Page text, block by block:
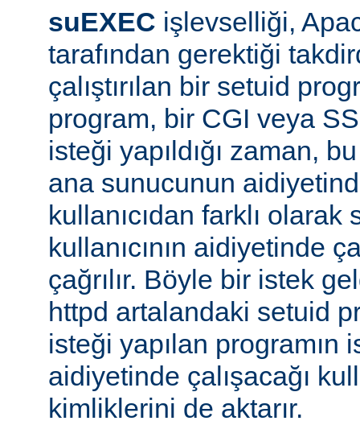
suEXEC işlevselliği,
tarafından gerektiği
çalıştırılan bir setuid
program, bir CGI veya
isteği yapıldığı zaman,
ana sunucunun
kullanıcıdan farklı olarak
kullanıcının aidiyetinde
çağrılır. Böyle bir istek
httpd artalandaki setuid
isteği yapılan programın
aidiyetinde çalışacağı
kimliklerini de aktarır.